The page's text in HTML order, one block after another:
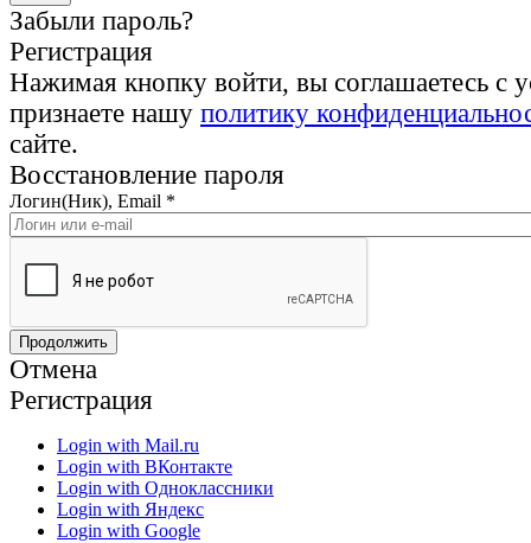
Забыли пароль?
Регистрация
Нажимая кнопку войти, вы соглашаетесь с
признаете нашу политику
сайте.
Восстановление пароля
Логин(Ник), Email *
Отмена
Регистрация
Login with Mail.ru
Login with ВКонтакте
Login with Одноклассники
Login with Яндекс
Login with Google